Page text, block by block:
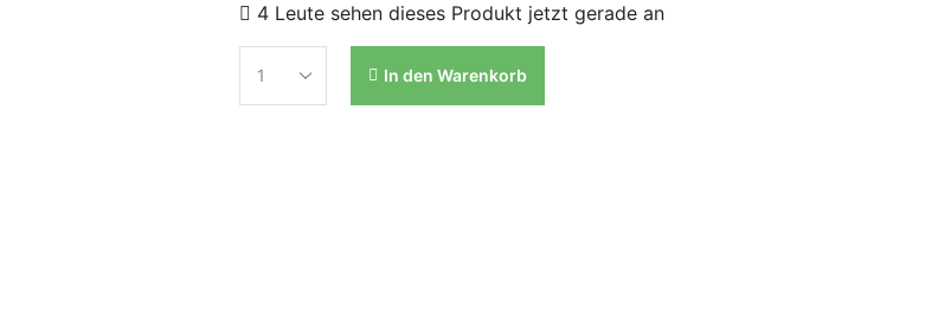
4 Leute sehen dieses Produkt jetzt gerade an
In den Warenkorb